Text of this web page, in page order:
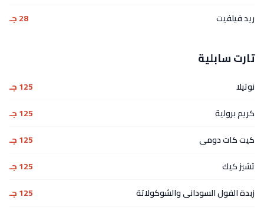
ريد فيلفيت
28 جـ
تارت سابلية
نوتيلا
125 جـ
كريم برولية
125 جـ
كيت كات دومى
125 جـ
تشيز كيك
125 جـ
زبدة الفول السودانى والشوكولاتة
125 جـ